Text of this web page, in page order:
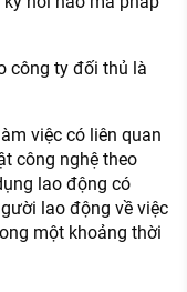
công ty đối thủ là
việc có liên quan
công nghệ theo
lao động có
lao động về việc
một khoảng thời